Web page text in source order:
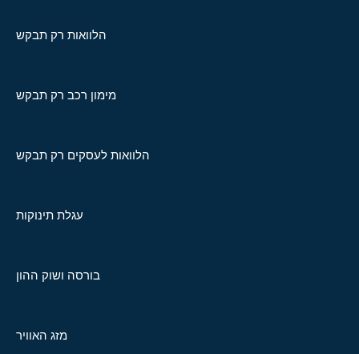
הלוואות רק תבקש
מימון רכב רק תבקש
הלוואות לעסקים רק תבקש
עגלת תינוקות
בורסה ושוק ההון
מזג האוויר